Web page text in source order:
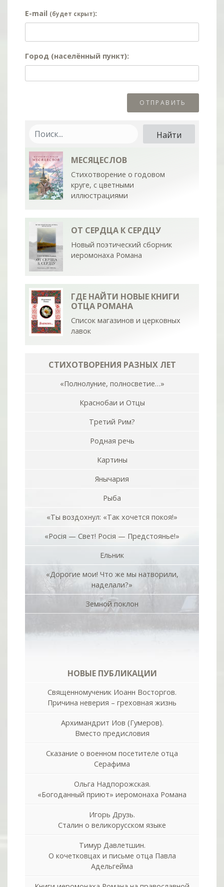
E-mail (будет скрыт):
Город (населённый пункт):
МЕСЯЦЕСЛОВ
Стихотворение о годовом
круге, с цветными
иллюстрациями
ОТ СЕРДЦА К СЕРДЦУ
Новый поэтический сборник
иеромонаха Романа
ГДЕ НАЙТИ НОВЫЕ КНИГИ
ОТЦА РОМАНА
Список магазинов и церковных
лавок
СТИХОТВОРЕНИЯ РАЗНЫХ ЛЕТ
«Полнолуние, полносветие…»
Краснобаи и Отцы
Третий Рим?
Родная речь
Картины
Янычария
Рыба
«Ты воздохнул: «Так хочется покоя!»
«Росiя — Свет! Росiя — Предстоянье!»
Ельник
«Дорогие мои! Что же мы натворили,
наделали?»
Земной поклон
НОВЫЕ ПУБЛИКАЦИИ
Священномученик Иоанн Восторгов.
Причина неверия – греховная жизнь
Архимандрит Иов (Гумеров).
Вместо предисловия
Сказание о военном посетителе отца
Серафима
Ольга Надпорожская.
«Богоданный приют» иеромонаха Романа
Игорь Друзь.
Сталин о великорусском языке
Тимур Давлетшин.
О кочетковцах и письме отца Павла
Адельгейма